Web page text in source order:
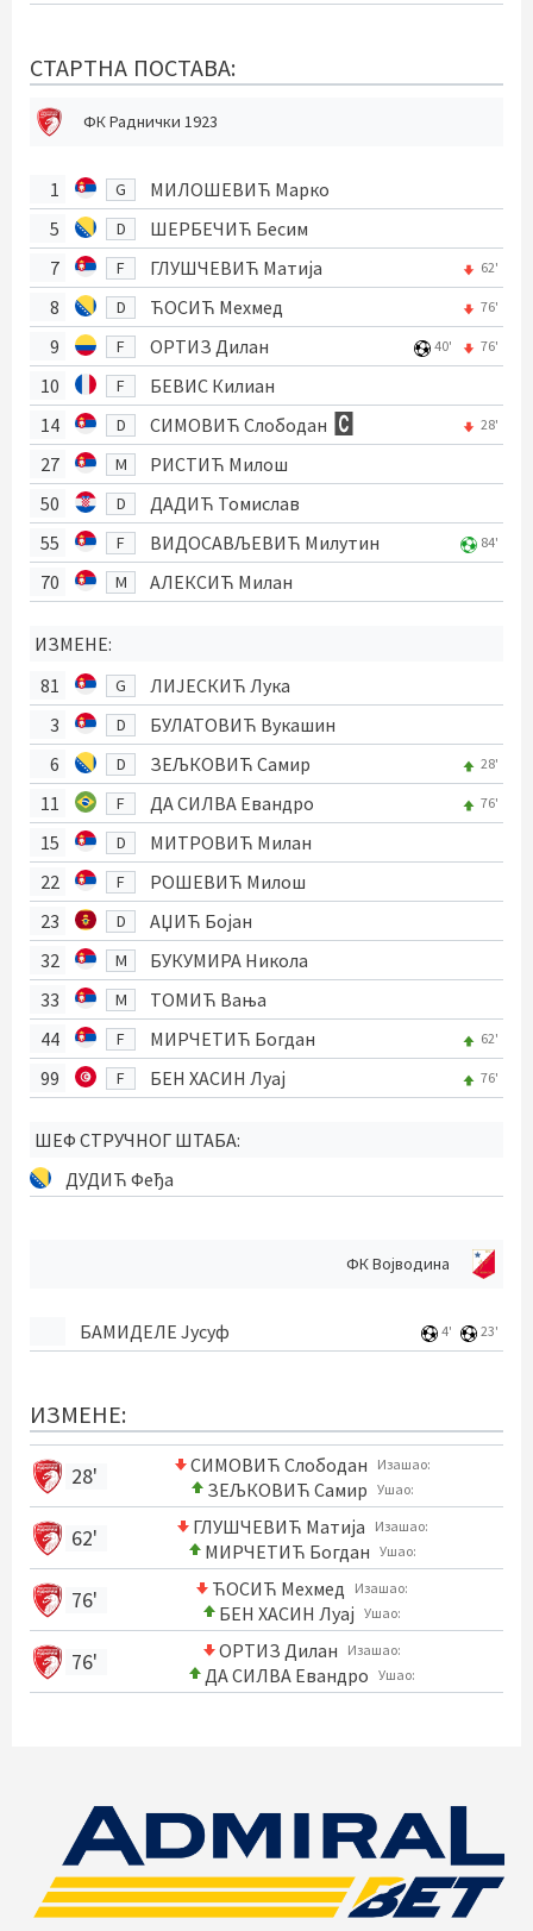
СТАРТНА ПОСТАВА:
ФК Раднички 1923
1 G
МИЛОШЕВИЋ Марко
5
D
ШЕРБЕЧИЋ Бесим
7
F ГЛУШЧЕВИЋ Матија 62'
8 D ЋОСИЋ Мехмед 76'
9 F ОРТИЗ Дилан 40' 76'
10 F
БЕВИС Килиан
14
D СИМОВИЋ Слободан 28'
27 M
РИСТИЋ Милош
50
D
ДАДИЋ Томислав
55
F ВИДОСАВЉЕВИЋ Милутин 84'
70 M АЛЕКСИЋ Милан
ИЗМЕНЕ:
81
G
ЛИЈЕСКИЋ Лука
3
D
БУЛАТОВИЋ Вукашин
6
D ЗЕЉКОВИЋ Самир 28'
11 F ДА СИЛВА Евандро 76'
15 D
МИТРОВИЋ Милан
22
F
РОШЕВИЋ Милош
23
D
АЏИЋ Бојан
32
M
БУКУМИРА Никола
33
M
ТОМИЋ Вања
44
F МИРЧЕТИЋ Богдан 62'
99 F БЕН ХАСИН Луај 76'
ШЕФ СТРУЧНОГ ШТАБА:
ДУДИЋ Феђа
ФК Војводина
БАМИДЕЛЕ Јусуф 4' 23'
ИЗМЕНЕ:
Изашао:
СИМОВИЋ Слободан
Ушао:
ЗЕЉКОВИЋ Самир
28'
Изашао:
ГЛУШЧЕВИЋ Матија
Ушао:
МИРЧЕТИЋ Богдан
62'
Изашао:
ЋОСИЋ Мехмед
Ушао:
БЕН ХАСИН Луај
76'
Изашао:
ОРТИЗ Дилан
Ушао:
ДА СИЛВА Евандро
76'